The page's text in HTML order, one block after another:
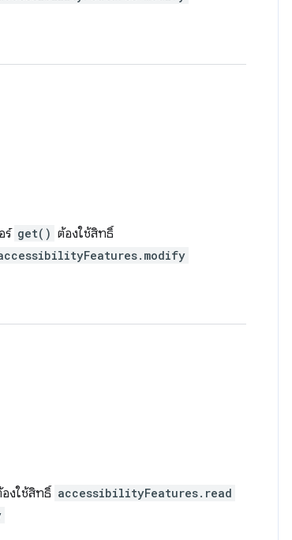
ร์ get() ต้องใช้สิทธิ์
งใช้สิทธิ์ accessibilityFeatures.read